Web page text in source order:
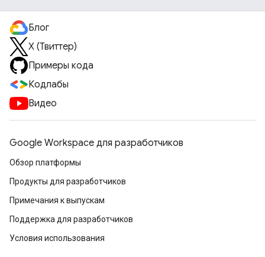
Блог
X (Твиттер)
Примеры кода
Кодлабы
Видео
Google Workspace для разработчиков
Обзор платформы
Продукты для разработчиков
Примечания к выпускам
Поддержка для разработчиков
Условия использования